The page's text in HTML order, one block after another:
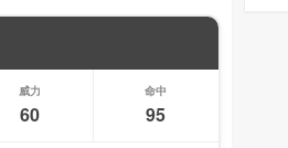
威力
60
命中
95